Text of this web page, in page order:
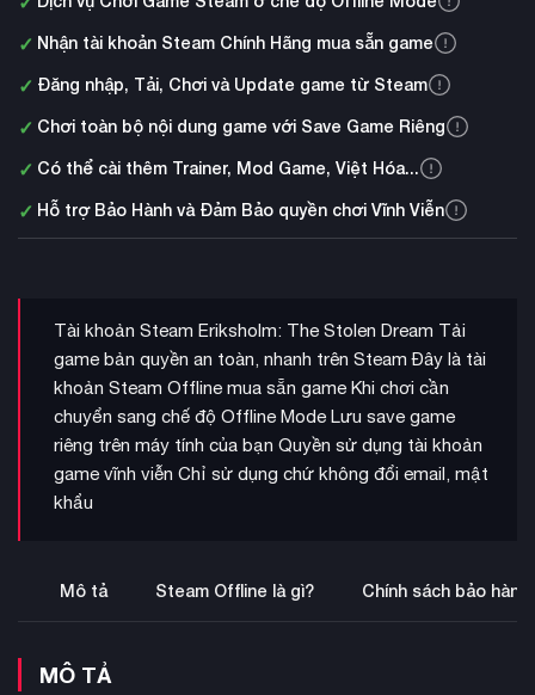
✓ Nhận tài khoản Steam Chính Hãng mua sẵn game
✓ Đăng nhập, Tải, Chơi và Update game từ Steam
✓ Chơi toàn bộ nội dung game với Save Game Riêng
✓ Có thể cài thêm Trainer, Mod Game, Việt Hóa...
✓ Hỗ trợ Bảo Hành và Đảm Bảo quyền chơi Vĩnh Viễn
Tài khoản Steam Eriksholm: The Stolen Dream Tải
game bản quyền an toàn, nhanh trên Steam Đây là tài
khoản Steam Offline mua sẵn game Khi chơi cần
chuyển sang chế độ Offline Mode Lưu save game
riêng trên máy tính của bạn Quyền sử dụng tài khoản
game vĩnh viễn Chỉ sử dụng chứ không đổi email, mật
khẩu
Mô tả Steam Offline là gì? Chính sách bảo hành
MÔ TẢ